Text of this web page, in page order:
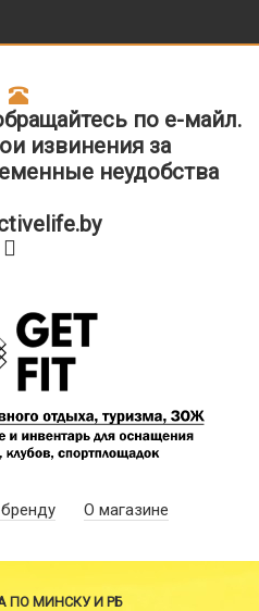
по е-майл.
извинения за
неудобства
О магазине
ПО МИНСКУ И РБ